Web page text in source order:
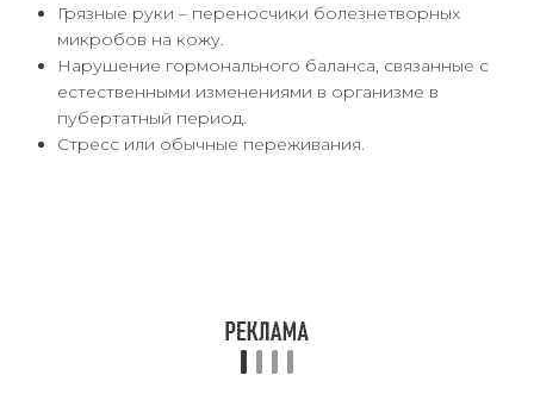
Грязные руки – переносчики болезнетворных
микробов на кожу.
Нарушение гормонального баланса, связанные с
естественными изменениями в организме в
пубертатный период.
Стресс или обычные переживания.